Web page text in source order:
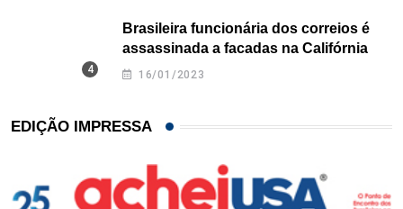
Brasileira funcionária dos correios é
assassinada a facadas na Califórnia
16/01/2023
EDIÇÃO IMPRESSA